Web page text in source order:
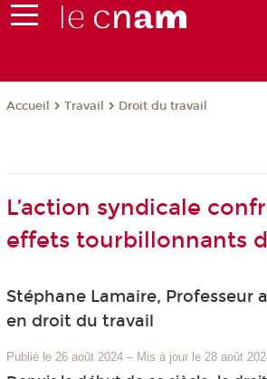
Accueil Travail Droit du travail
L’action syndicale
effets tourbillonnants
Stéphane Lamaire, Professeur
en droit du travail
Publié le 26 août 2024 – Mis à jour le 28 août